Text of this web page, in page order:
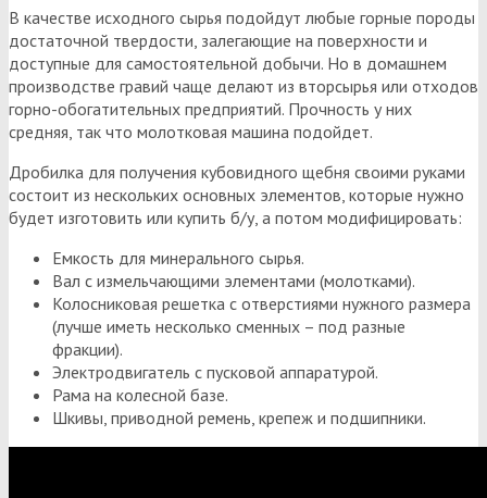
В качестве исходного сырья подойдут любые горные породы
достаточной твердости, залегающие на поверхности и
доступные для самостоятельной добычи. Но в домашнем
производстве гравий чаще делают из вторсырья или отходов
горно-обогатительных предприятий. Прочность у них
средняя, так что молотковая машина подойдет.
Дробилка для получения кубовидного щебня своими руками
состоит из нескольких основных элементов, которые нужно
будет изготовить или купить б/у, а потом модифицировать:
Емкость для минерального сырья.
Вал с измельчающими элементами (молотками).
Колосниковая решетка с отверстиями нужного размера
(лучше иметь несколько сменных – под разные
фракции).
Электродвигатель с пусковой аппаратурой.
Рама на колесной базе.
Шкивы, приводной ремень, крепеж и подшипники.